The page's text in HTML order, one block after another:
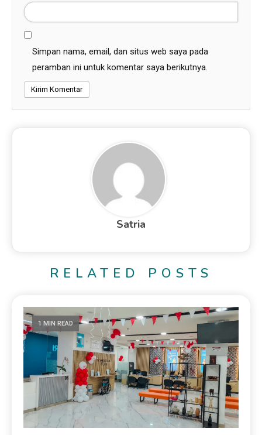
Simpan nama, email, dan situs web saya pada
peramban ini untuk komentar saya berikutnya.
Satria
RELATED POSTS
1 MIN READ